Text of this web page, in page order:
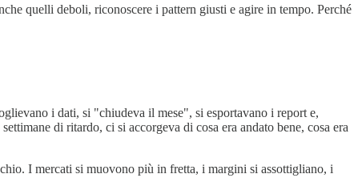
quelli deboli, riconoscere i pattern giusti e agire in tempo. Perché
i dati, si "chiudeva il mese", si esportavano i report e,
di ritardo, ci si accorgeva di cosa era andato bene, cosa era
I mercati si muovono più in fretta, i margini si assottigliano, i